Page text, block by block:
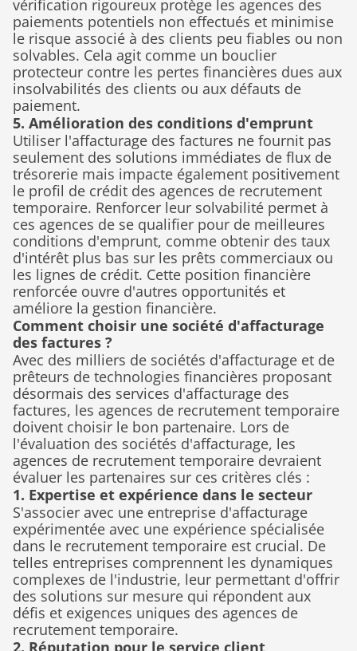
vérification rigoureux protège les agences des
paiements potentiels non effectués et minimise
le risque associé à des clients peu fiables ou non
solvables. Cela agit comme un bouclier
protecteur contre les pertes financières dues aux
insolvabilités des clients ou aux défauts de
paiement.
5. Amélioration des conditions d'emprunt
Utiliser l'affacturage des factures ne fournit pas
seulement des solutions immédiates de flux de
trésorerie mais impacte également positivement
le profil de crédit des agences de recrutement
temporaire. Renforcer leur solvabilité permet à
ces agences de se qualifier pour de meilleures
conditions d'emprunt, comme obtenir des taux
d'intérêt plus bas sur les prêts commerciaux ou
les lignes de crédit. Cette position financière
renforcée ouvre d'autres opportunités et
améliore la gestion financière.
Comment choisir une société d'affacturage
des factures ?
Avec des milliers de sociétés d'affacturage et de
prêteurs de technologies financières proposant
désormais des services d'affacturage des
factures, les agences de recrutement temporaire
doivent choisir le bon partenaire. Lors de
l'évaluation des sociétés d'affacturage, les
agences de recrutement temporaire devraient
évaluer les partenaires sur ces critères clés :
1. Expertise et expérience dans le secteur
S'associer avec une entreprise d'affacturage
expérimentée avec une expérience spécialisée
dans le recrutement temporaire est crucial. De
telles entreprises comprennent les dynamiques
complexes de l'industrie, leur permettant d'offrir
des solutions sur mesure qui répondent aux
défis et exigences uniques des agences de
recrutement temporaire.
2. Réputation pour le service client